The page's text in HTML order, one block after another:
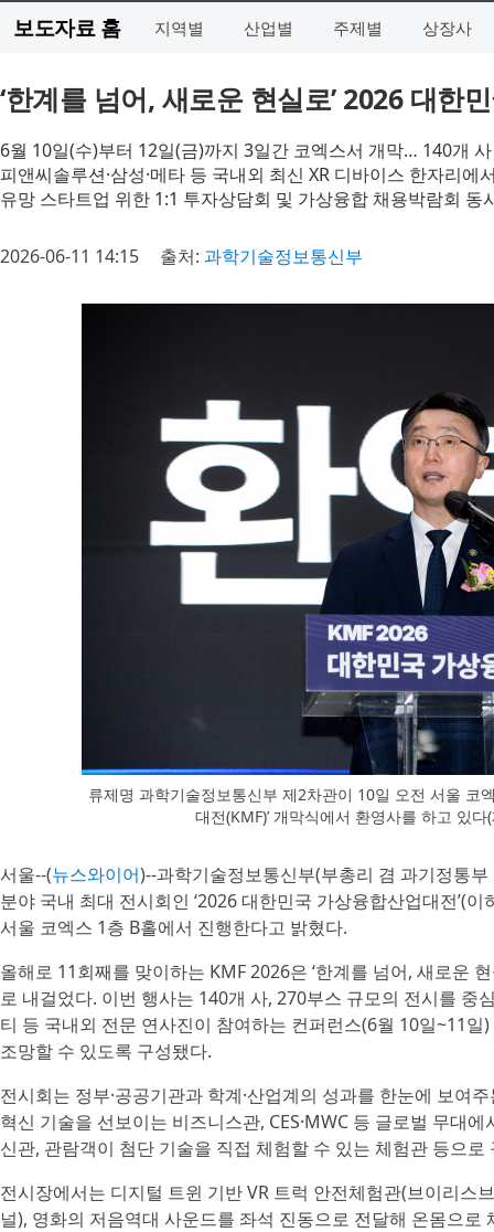
보도자료 홈 지역별 산업별 주제별 상장사
‘한계를 넘어, 새로운 현실로’ 2026 대한
6월 10일(수)부터 12일(금)까지 3일간 코엑스서 개막… 140개
피앤씨솔루션·삼성·메타 등 국내외 최신 XR 디바이스 한자리에
유망 스타트업 위한 1:1 투자상담회 및 가상융합 채용박람회 동
2026-06-11 14:15 출처: 과학기술정보통신부
류제명 과학기술정보통신부 제2차관이 10일 오전 서울 코
대전(KMF)’ 개막식에서 환영사를 하고 있
서울--(뉴스와이어)--과학기술정보통신부(부총리 겸 과기정통
분야 국내 최대 전시회인 ‘2026 대한민국 가상융합산업대전’(
서울 코엑스 1층 B홀에서 진행한다고 밝혔다.
올해로 11회째를 맞이하는 KMF 2026은 ‘한계를 넘어, 새로운
로 내걸었다. 이번 행사는 140개 사, 270부스 규모의 전시를 중
티 등 국내외 전문 연사진이 참여하는 컨퍼런스(6월 10일~11
조망할 수 있도록 구성됐다.
전시회는 정부·공공기관과 학계·산업계의 성과를 한눈에 보여
혁신 기술을 선보이는 비즈니스관, CES·MWC 등 글로벌 무대
신관, 관람객이 첨단 기술을 직접 체험할 수 있는 체험관 등으로
전시장에서는 디지털 트윈 기반 VR 트럭 안전체험관(브이리스
널), 영화의 저음역대 사운드를 좌석 진동으로 전달해 온몸으